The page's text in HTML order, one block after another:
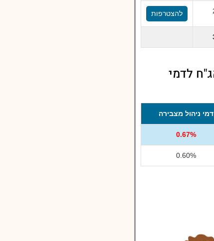
להצטרפות
לדמי
דמי ניהול מצבירה
0.67%
0.60%